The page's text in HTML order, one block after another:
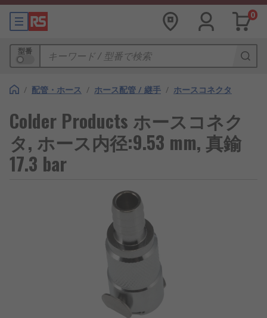
0
型番
/ 配管・ホース / ホース配管 / 継手 / ホースコネクタ
Colder Products ホースコネク
タ, ホース内径:9.53 mm, 真鍮
17.3 bar